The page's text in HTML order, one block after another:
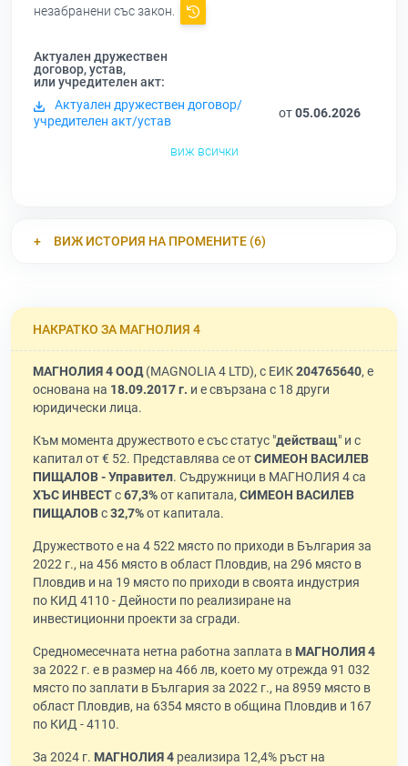
незабранени със закон.
Актуален дружествен
договор, устав,
или учредителен акт:
Актуален дружествен договор/
учредителен акт/устав
от05.06.2026
виж всички
ВИЖ ИСТОРИЯ НА ПРОМЕНИТЕ (6)
НАКРАТКО ЗА МАГНОЛИЯ 4
МАГНОЛИЯ 4 ООД(MAGNOLIA 4 LTD), с ЕИК204765640, е
основана на 18.09.2017 г. и е свързана с 18 други
юридически лица.
Към момента дружеството е със статус "действащ" и с
капитал от € 52. Представлява се отСИМЕОН ВАСИЛЕВ
ПИЩАЛОВ - Управител. Съдружници в МАГНОЛИЯ 4 са
ХЪС ИНВЕСТс67,3%от капитала, СИМЕОН ВАСИЛЕВ
ПИЩАЛОВс32,7%от капитала.
Дружеството е на 4 522 място по приходи в България за
2022 г., на 456 място в област Пловдив, на 296 място в
Пловдив и на 19 място по приходи в своята индустрия
по КИД 4110 - Дейности по реализиране на
инвестиционни проекти за сгради.
Средномесечната нетна работна заплата в МАГНОЛИЯ 4
за 2022 г. е в размер на 466 лв, което му отрежда 91 032
място по заплати в България за 2022 г., на 8959 място в
област Пловдив, на 6354 място в община Пловдив и 167
по КИД - 4110.
За 2024 г. МАГНОЛИЯ 4 реализира 12,4% ръст на